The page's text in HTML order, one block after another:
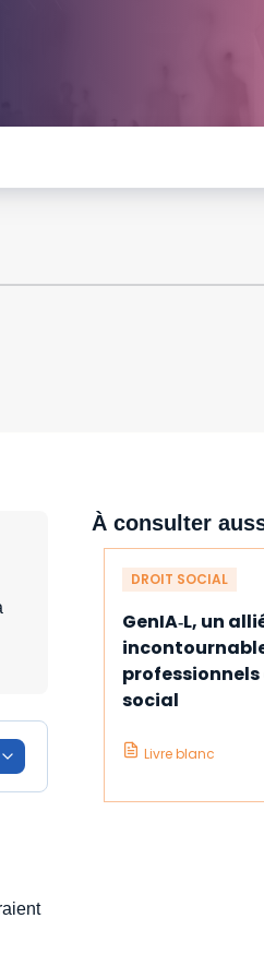
À consulter
DROIT SOCIAL
GenIA‑L, un
social
Livre blanc